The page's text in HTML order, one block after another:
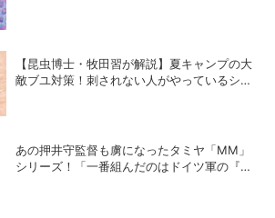
【昆虫博士・牧田習が解説】夏キャンプの大
敵ブユ対策！刺されない人がやっているシン
あの押井守監督も虜になったタミヤ「MM」
シリーズ！「一番組んだのはドイツ軍の『IV